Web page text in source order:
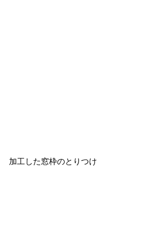
加工した窓枠のとりつけ